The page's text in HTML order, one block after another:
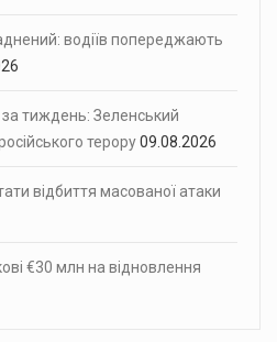
водіїв попереджають
за тиждень: Зеленський
терору09.08.2026
відбиття масованої атаки
€30 млн на відновлення